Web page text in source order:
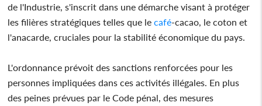
de l'Industrie, s'inscrit dans une démarche visant à protéger
les filières stratégiques telles que le café-cacao, le coton et
l'anacarde, cruciales pour la stabilité économique du pays.
L'ordonnance prévoit des sanctions renforcées pour les
personnes impliquées dans ces activités illégales. En plus
des peines prévues par le Code pénal, des mesures